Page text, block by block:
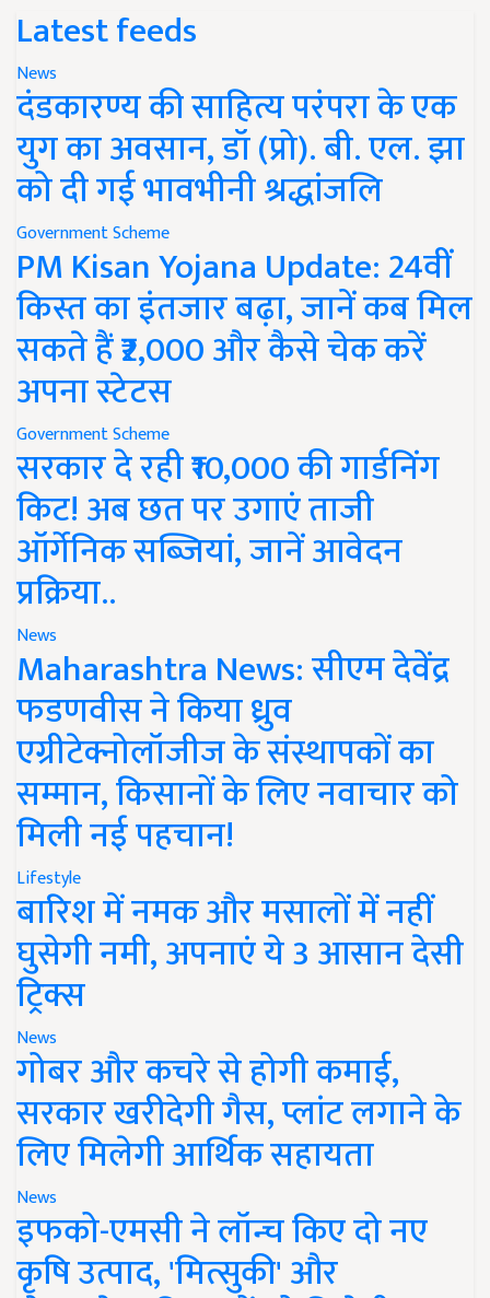
Latest feeds
News
दंडकारण्य की साहित्य परंपरा के एक
युग का अवसान, डॉ (प्रो). बी. एल. झा
को दी गई भावभीनी श्रद्धांजलि
Government Scheme
PM Kisan Yojana Update: 24वीं
किस्त का इंतजार बढ़ा, जानें कब मिल
सकते हैं ₹2,000 और कैसे चेक करें
अपना स्टेटस
Government Scheme
सरकार दे रही ₹10,000 की गार्डनिंग
किट! अब छत पर उगाएं ताजी
ऑर्गेनिक सब्जियां, जानें आवेदन
प्रक्रिया..
News
Maharashtra News: सीएम देवेंद्र
फडणवीस ने किया ध्रुव
एग्रीटेक्नोलॉजीज के संस्थापकों का
सम्मान, किसानों के लिए नवाचार को
मिली नई पहचान!
Lifestyle
बारिश में नमक और मसालों में नहीं
घुसेगी नमी, अपनाएं ये 3 आसान देसी
ट्रिक्स
News
गोबर और कचरे से होगी कमाई,
सरकार खरीदेगी गैस, प्लांट लगाने के
लिए मिलेगी आर्थिक सहायता
News
इफको-एमसी ने लॉन्च किए दो नए
कृषि उत्पाद, 'मित्सुकी' और